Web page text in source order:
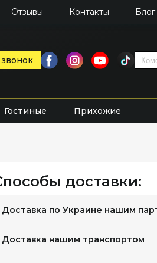
Отзывы Контакты Блог
звонок
Гостиные Прихожие
доставки:
Доставка по Украине нашим
Доставка нашим транспортом